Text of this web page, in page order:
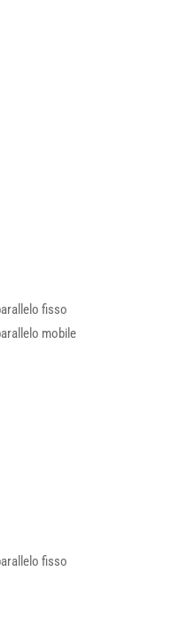
fisso
mobile
fisso